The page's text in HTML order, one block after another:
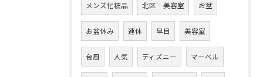
メンズ化粧品 北区 美容室 お盆
お盆休み 連休 早目 美容室
台風 人気 ディズニー マーベル